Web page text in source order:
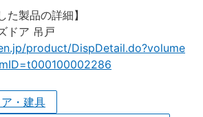
た製品の詳細】
ドア 吊戸
product/DispDetail.do?volume
・建具